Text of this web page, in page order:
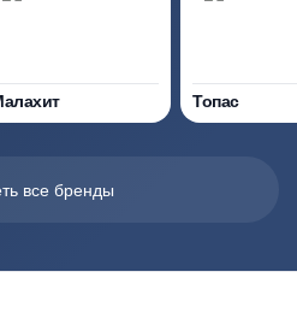
Топас
все бренды